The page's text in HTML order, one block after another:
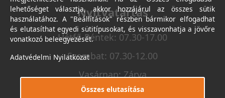
Nyitvatartás
Hétfő-Péntek: 07.30-17.00
Szombat: 07.30-12.00
Vasárnap: Zárva
lehetőséget választja, akkor hozzájárul az összes sütik
használatához. A "Beállítások" részben bármikor elfogadhat
és elutasíthat egyedi sütitípusokat, és visszavonhatja a jövőre
vonatkozó beleegyezését.
Adatvédelmi Nyilatkozat
Összes elutasítása